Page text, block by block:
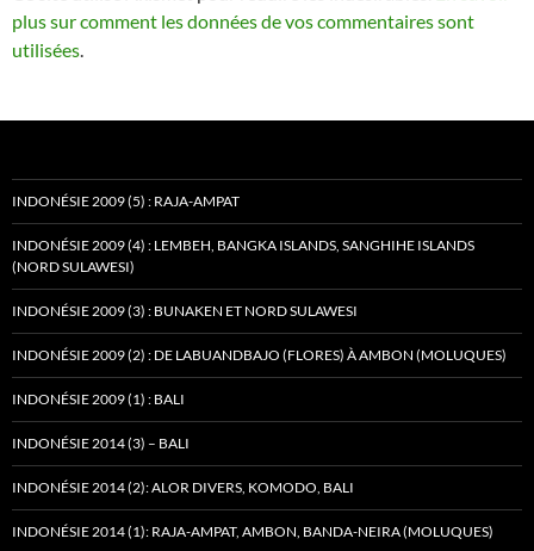
plus sur comment les données de vos commentaires sont
utilisées
INDONÉSIE 2009 (5) : RAJA-AMPAT
INDONÉSIE 2009 (4) : LEMBEH, BANGKA ISLANDS, SANGHIHE ISLANDS
(NORD SULAWESI)
INDONÉSIE 2009 (3) : BUNAKEN ET NORD SULAWESI
INDONÉSIE 2009 (2) : DE LABUANDBAJO (FLORES) À AMBON (MOLUQUES)
INDONÉSIE 2009 (1) : BALI
INDONÉSIE 2014 (3) – BALI
INDONÉSIE 2014 (2): ALOR DIVERS, KOMODO, BALI
INDONÉSIE 2014 (1): RAJA-AMPAT, AMBON, BANDA-NEIRA (MOLUQUES)